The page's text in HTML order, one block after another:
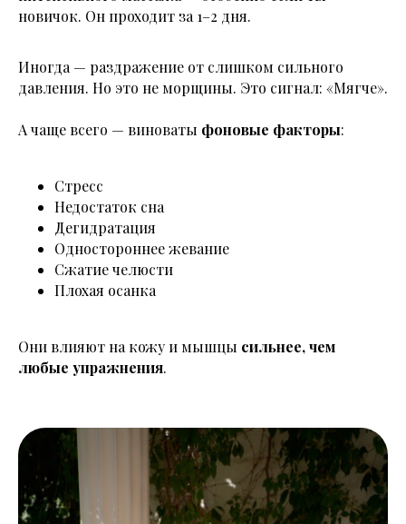
новичок. Он проходит за 1–2 дня.
Иногда — раздражение от слишком сильного
давления. Но это не морщины. Это сигнал: «Мягче».
А чаще всего — виноваты фоновые факторы:
Стресс
Недостаток сна
Дегидратация
Одностороннее жевание
Сжатие челюсти
Плохая осанка
Они влияют на кожу и мышцы сильнее, чем
любые упражнения.